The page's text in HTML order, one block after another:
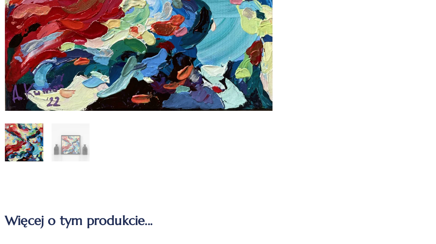
Więcej o tym produkcie...